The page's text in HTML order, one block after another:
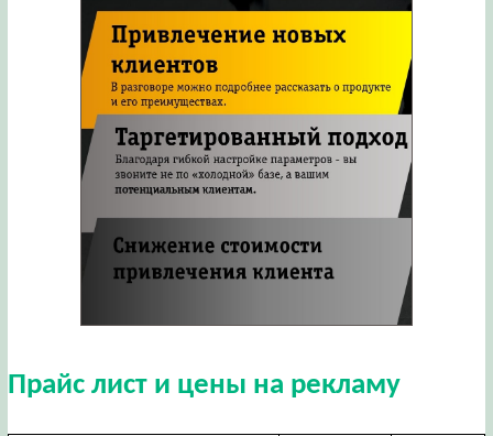
Прайс лист и цены на рекламу